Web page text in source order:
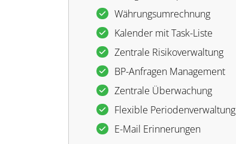
Währungsumrechnung
Kalender mit Task-Liste
Zentrale Risikoverwaltung
BP-Anfragen Management
Zentrale Überwachung
Flexible Periodenverwaltung
E-Mail Erinnerungen